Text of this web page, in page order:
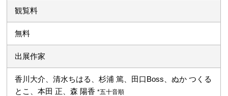
観覧料
無料
出展作家
香川大介、清水ちはる、杉浦 篤、田口Boss、ぬか つくる
とこ、本田 正、森 陽香*五十音順